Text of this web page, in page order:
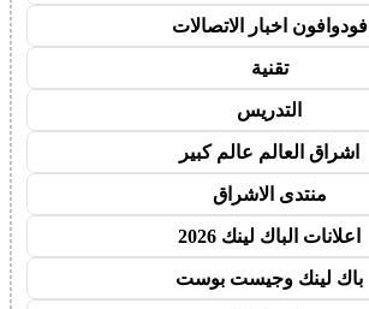
فودوافون اخبار الاتصالات
تقنية
التدريس
اشراق العالم عالم كبير
منتدى الاشراق
اعلانات الباك لينك 2026
باك لينك وجيست بوست